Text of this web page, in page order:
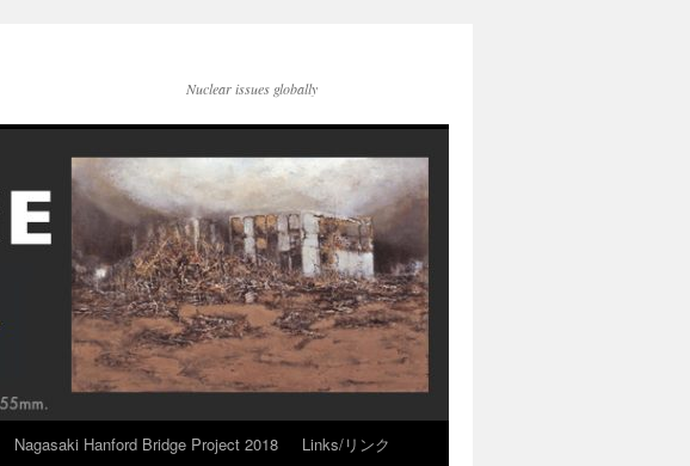
Nuclear issues globally
Nagasaki Hanford Bridge Project 2018 Links/リンク